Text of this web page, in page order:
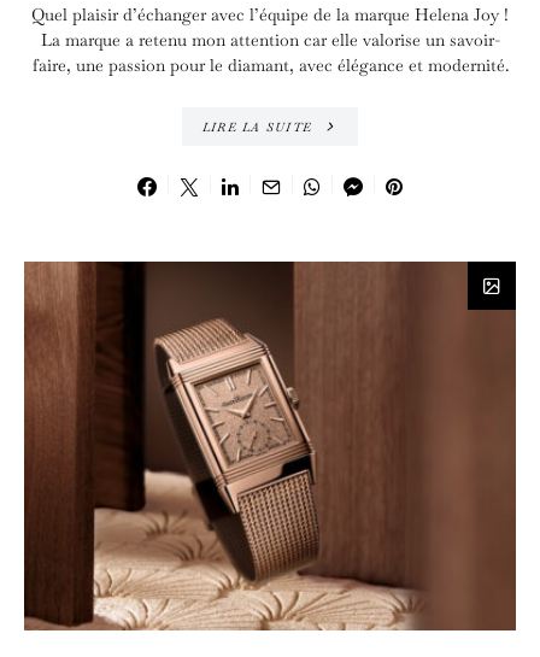
Quel plaisir d’échanger avec l’équipe de la marque Helena Joy !
La marque a retenu mon attention car elle valorise un savoir-
faire, une passion pour le diamant, avec élégance et modernité.
LIRE LA SUITE